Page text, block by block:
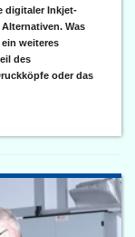
digitaler Inkjet-
Was
weiteres
des
oder das